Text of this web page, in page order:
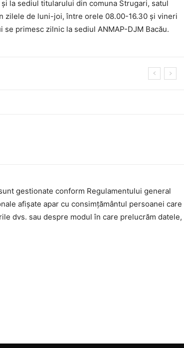
la sediul titularului din comuna Strugari, satul
zilele de luni-joi, între orele 08.00-16.30 și vineri
primesc zilnic la sediul ANMAP-DJM Bacău.
gestionate conform Regulamentului general
afișate apar cu consimțământul persoanei care
dvs. sau despre modul în care prelucrăm datele,